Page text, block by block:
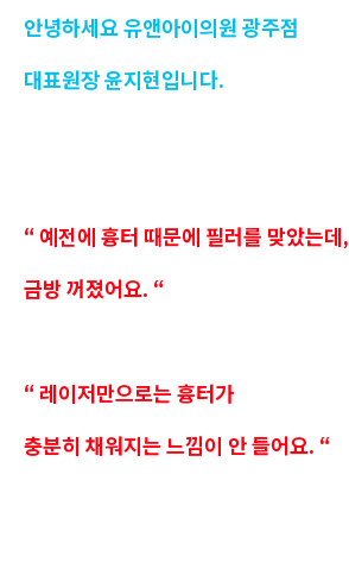
안녕하세요 유앤아이의원 광주점
대표원장 윤지현입니다.
“ 예전에 흉터 때문에 필러를 맞았는데,
금방 꺼졌어요. “
“ 레이저만으로는 흉터가
충분히 채워지는 느낌이 안 들어요. “